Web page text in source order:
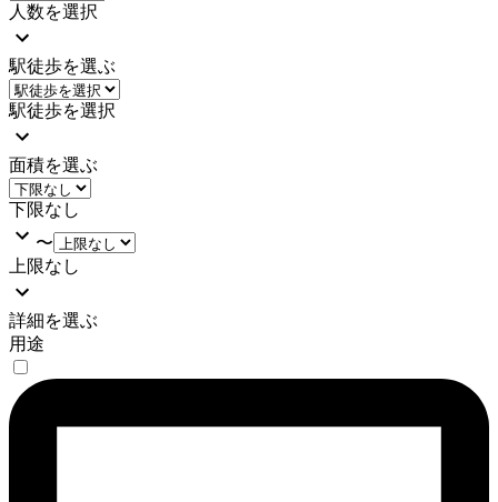
人数を選択
駅徒歩を選ぶ
駅徒歩を選択
面積を選ぶ
下限なし
〜
上限なし
詳細を選ぶ
用途